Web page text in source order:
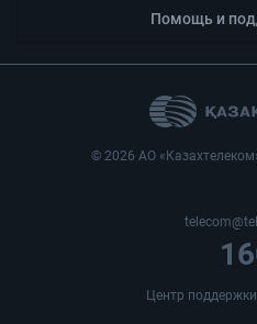
Помощь и
© 2026 АО
Центр